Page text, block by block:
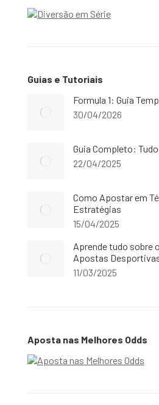
Guias e Tutoriais
Formula 1: Guia
30/04/2026
Guia Completo:
22/04/2025
Como Apostar em
Estratégias
15/04/2025
Aprende tudo sobre
Apostas
11/03/2025
Aposta nas Melhores Odds